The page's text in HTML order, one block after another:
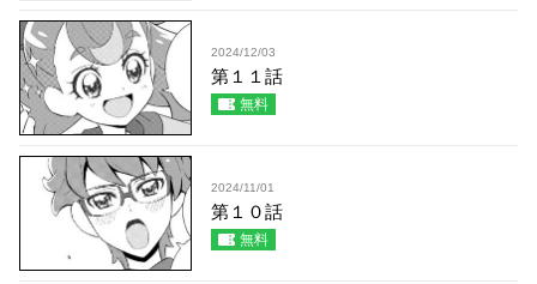
2024/12/03
第１１話
無料
2024/11/01
第１０話
無料